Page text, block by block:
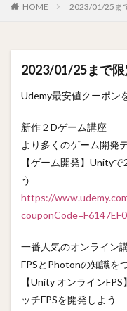
HOME 2023/01/25ま
2023/01/25まで
Udemy最安値クーポン
新作２Dゲーム講座
より多くのゲーム開発
【ゲーム開発】Unity
う
https://
一番人気のオンライン
FPSとPhotonの知識を
【Unity オンライン
ッチFPSを開発しよう